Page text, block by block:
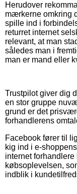
Herudover
mærkerne omkring
spille ind i
returret internet
relevant, at man
således man i
man er mand eller
Trustpilot giver dig
en stor gruppe
grund er det
forhandlerens
Facebook fører til
kig ind i e-
internet
købsoplevelsen,
indblik i